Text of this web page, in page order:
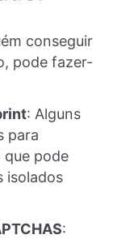
conseguir
pode fazer-
: Alguns
para
que pode
isolados
: